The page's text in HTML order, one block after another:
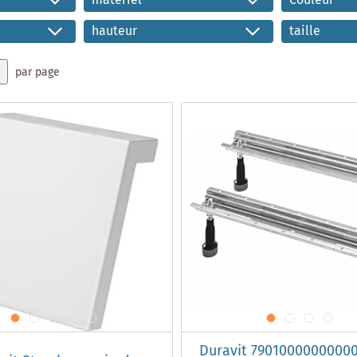
hauteur taille
par page
Duravit